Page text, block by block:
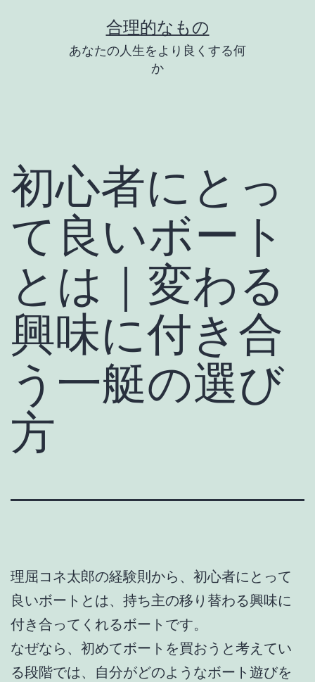
プ
合理的なもの
あなたの人生をより良くする何
か
初心者にとっ
て良いボート
とは｜変わる
興味に付き合
う一艇の選び
方
理屈コネ太郎の経験則から、初心者にとって
良いボートとは、持ち主の移り替わる興味に
付き合ってくれるボートです。
なぜなら、初めてボートを買おうと考えてい
る段階では、自分がどのようなボート遊びを